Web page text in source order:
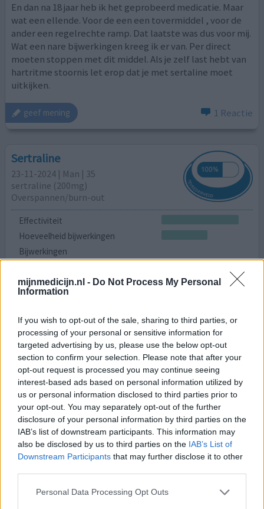
mijnmedicijn.nl - Do Not Process My Personal
Information
If you wish to opt-out of the sale, sharing to third parties, or
processing of your personal or sensitive information for
targeted advertising by us, please use the below opt-out
section to confirm your selection. Please note that after your
opt-out request is processed you may continue seeing
interest-based ads based on personal information utilized by
us or personal information disclosed to third parties prior to
your opt-out. You may separately opt-out of the further
disclosure of your personal information by third parties on the
IAB’s list of downstream participants. This information may
also be disclosed by us to third parties on the IAB’s List of
Downstream Participants that may further disclose it to other
Personal Data Processing Opt Outs
En dan na 18 jaar heb ik het geprobeerd medicatie. Maar
wat een ellende. Voor de een een tovermiddel , voor de
ander een regelrechte ramp. Dat laatste was dus voor mij.
Wat een nare bijwerkingen kreeg ik er van. Per direct
moeten stoppen met dit middel. Als je zelf last hebt van
hartritme stoornis let erop dat je met sertaline moet
uitkijken.
geef mening 1 Reactie
Sertraline
23-11-2024 | Man | 35
sertraline (200mg)
Overspannen/burn-out
Effectiviteit
Hoeveelheid bijwerkingen
Bijwerkingen
gewichtstoename
Burn out is een lastige diagnose die in veel verschillende
situaties wordt gegeven. Als je iemand bent met deze
diagnose, maar bijvoorbeeld nog wel kunt reizen,
sporten of klussen, dan is deze review misschien niet
voor jou. Kun je letterlijk niets meer en herken je jezelf
niet meer? Dan is deze review wellicht wel interessant
voor jou. Ik ben altijd fysiek en mentaal s [lees meer...]
geef mening 4 reacties
sertraline (50mg)